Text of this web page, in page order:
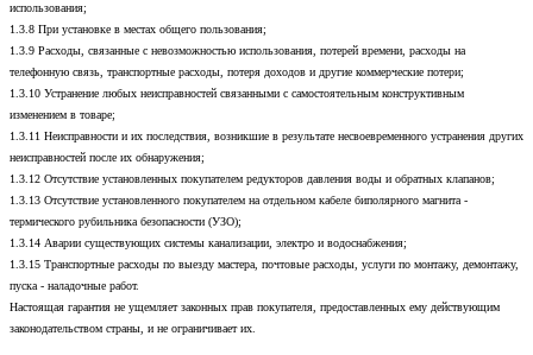
использования;
1.3.8 При установке в местах общего пользования;
1.3.9 Расходы, связанные с невозможностью использования, потерей времени, расходы на
телефонную связь, транспортные расходы, потеря доходов и другие коммерческие потери;
1.3.10 Устранение любых неисправностей связанными с самостоятельным конструктивным
изменением в товаре;
1.3.11 Неисправности и их последствия, возникшие в результате несвоевременного устранения других
неисправностей после их обнаружения;
1.3.12 Отсутствие установленных покупателем редукторов давления воды и обратных клапанов;
1.3.13 Отсутствие установленного покупателем на отдельном кабеле биполярного магнита -
термического рубильника безопасности (УЗО);
1.3.14 Аварии существующих системы канализации, электро и водоснабжения;
1.3.15 Транспортные расходы по выезду мастера, почтовые расходы, услуги по монтажу, демонтажу,
пуска - наладочные работ.
Настоящая гарантия не ущемляет законных прав покупателя, предоставленных ему действующим
законодательством страны, и не ограничивает их.